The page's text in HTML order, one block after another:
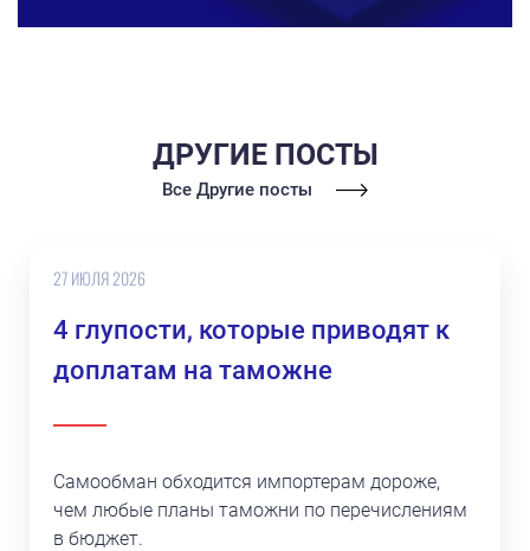
ДРУГИЕ ПОСТЫ
Все Другие посты
27 ИЮЛЯ 2026
4 глупости, которые приводят к
доплатам на таможне
Самообман обходится импортерам дороже,
чем любые планы таможни по перечислениям
в бюджет.